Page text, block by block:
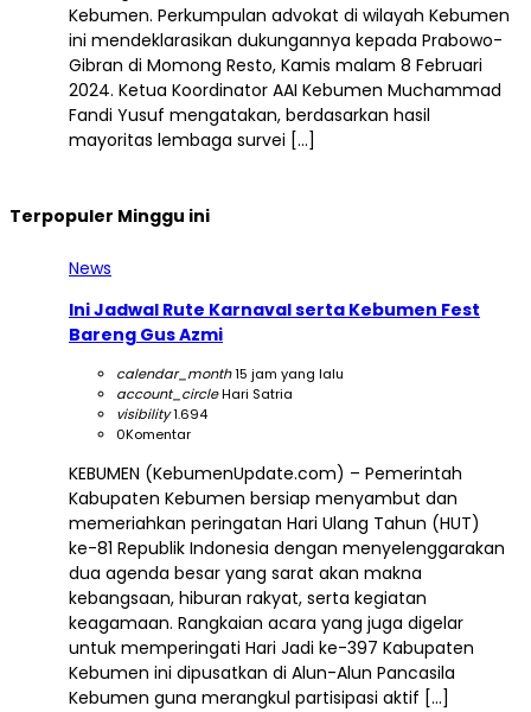
Kebumen. Perkumpulan advokat di wilayah Kebumen
ini mendeklarasikan dukungannya kepada Prabowo-
Gibran di Momong Resto, Kamis malam 8 Februari
2024. Ketua Koordinator AAI Kebumen Muchammad
Fandi Yusuf mengatakan, berdasarkan hasil
mayoritas lembaga survei […]
Terpopuler Minggu ini
News
Ini Jadwal Rute Karnaval serta Kebumen Fest
Bareng Gus Azmi
calendar_month15 jam yang lalu
account_circleHari Satria
visibility1.694
0Komentar
KEBUMEN (KebumenUpdate.com) – Pemerintah
Kabupaten Kebumen bersiap menyambut dan
memeriahkan peringatan Hari Ulang Tahun (HUT)
ke-81 Republik Indonesia dengan menyelenggarakan
dua agenda besar yang sarat akan makna
kebangsaan, hiburan rakyat, serta kegiatan
keagamaan. Rangkaian acara yang juga digelar
untuk memperingati Hari Jadi ke-397 Kabupaten
Kebumen ini dipusatkan di Alun-Alun Pancasila
Kebumen guna merangkul partisipasi aktif […]